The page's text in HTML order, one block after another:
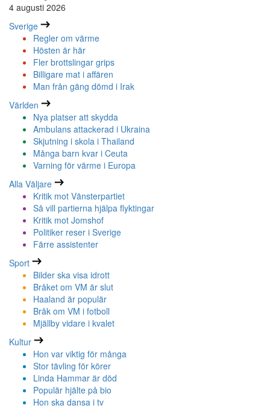
4 augusti 2026
Sverige
Regler om värme
Hösten är här
Fler brottslingar grips
Billigare mat i affären
Man från gäng dömd i Irak
Världen
Nya platser att skydda
Ambulans attackerad i Ukraina
Skjutning i skola i Thailand
Många barn kvar i Ceuta
Varning för värme i Europa
Alla Väljare
Kritik mot Vänsterpartiet
Så vill partierna hjälpa flyktingar
Kritik mot Jomshof
Politiker reser i Sverige
Färre assistenter
Sport
Bilder ska visa idrott
Bråket om VM är slut
Haaland är populär
Bråk om VM i fotboll
Mjällby vidare i kvalet
Kultur
Hon var viktig för många
Stor tävling för körer
Linda Hammar är död
Populär hjälte på bio
Hon ska dansa i tv